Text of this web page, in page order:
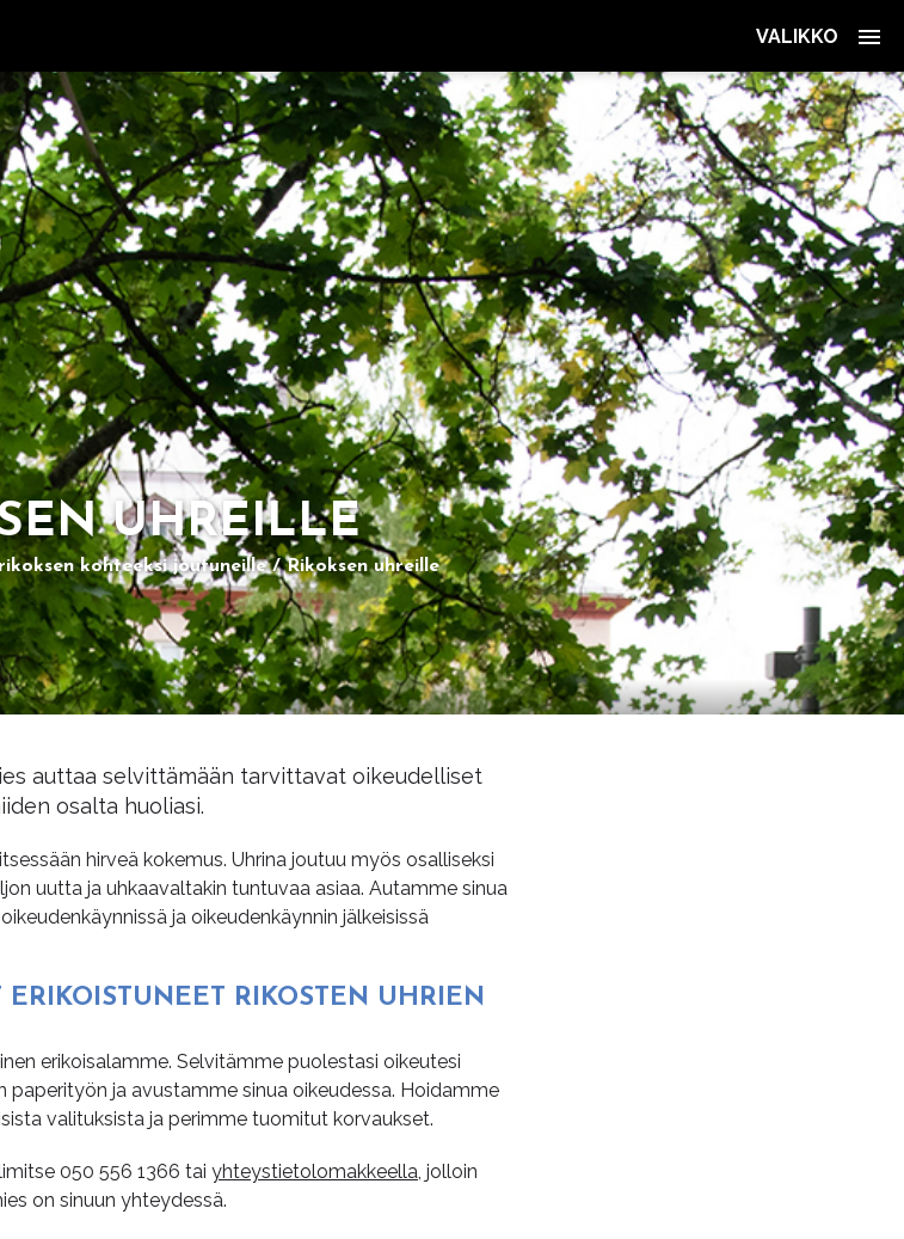
VALIKKO
UH­REIL­LE
kohteeksi joutuneille Rikoksen uhreille
auttaa selvittämään tarvittavat oikeudelliset
osalta huoliasi.
hirveä kokemus. Uhrina joutuu myös osalliseksi
uutta ja uhkaavaltakin tuntuvaa asiaa. Autamme sinua
ja oikeudenkäynnin jälkeisissä
RI­KOS­TEN UH­RIEN
erikoisalamme. Selvitämme puolestasi oikeutesi
paperityön ja avustamme sinua oikeudessa. Hoidamme
valituksista ja perimme tuomitut korvaukset.
050 556 1366 tai yhteystietolomakkeella , jolloin
on sinuun yhteydessä.